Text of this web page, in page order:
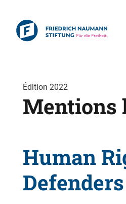
Édition 2022
Mentions
Human